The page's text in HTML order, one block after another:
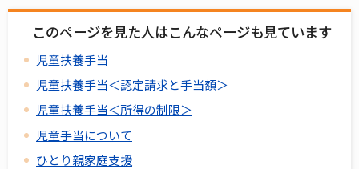
このページを見た人はこんなページも見ています
児童扶養手当
児童扶養手当＜認定請求と手当額＞
児童扶養手当＜所得の制限＞
児童手当について
ひとり親家庭支援